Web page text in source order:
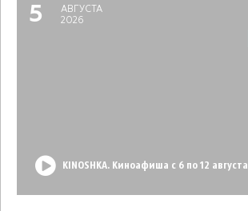
5
АВГУСТА
2026
KINOSHKA. Киноафиша с 6 по 12 августа